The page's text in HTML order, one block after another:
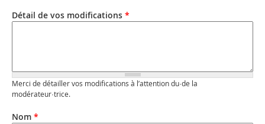
Détail de vos modifications *
Merci de détailler vos modifications à l’attention du·de la
modérateur·trice.
Nom *